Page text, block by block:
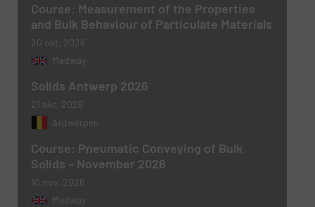
Course: Measurement of the Properties
and Bulk Behaviour of Particulate Materials
20 okt, 2026
Medway
Solids Antwerp 2026
21 okt, 2026
Antwerpen
Course: Pneumatic Conveying of Bulk
Solids – November 2026
10 nov, 2026
Medway